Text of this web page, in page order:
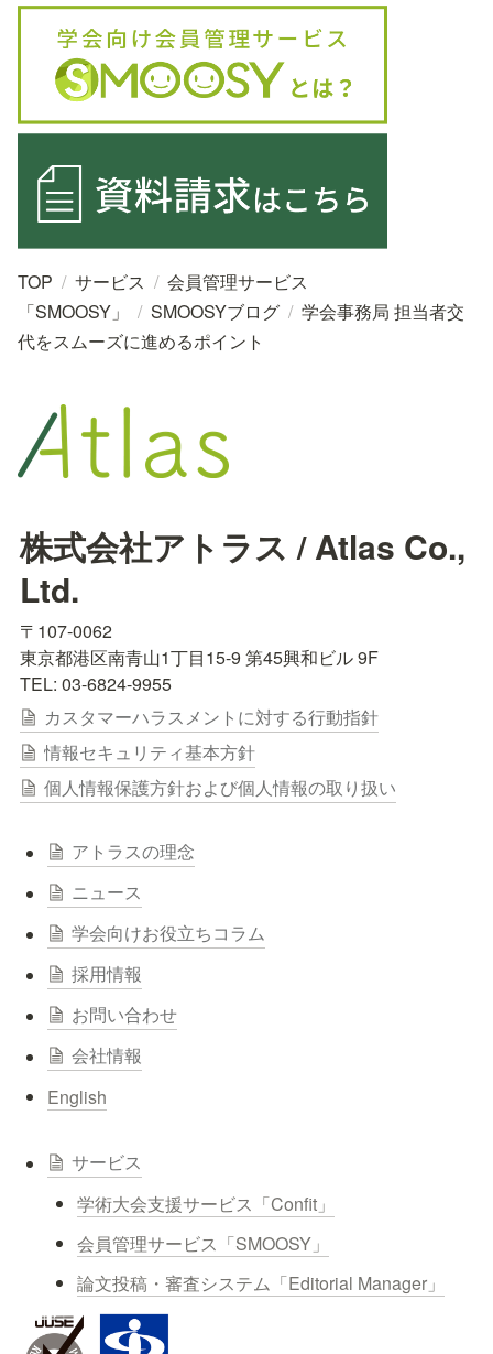
TOP / サービス / 会員管理サービス
「SMOOSY」
/ SMOOSYブログ / 学会事務局 担当者交
代をスムーズに進めるポイント
株式会社アトラス / Atlas Co.,
Ltd.
〒107-0062
東京都港区南青山1丁目15-9 第45興和ビル 9F
TEL: 03-6824-9955
カスタマーハラスメントに対する行動指針
情報セキュリティ基本方針
個人情報保護方針および個人情報の取り扱い
アトラスの理念
ニュース
学会向けお役立ちコラム
採用情報
お問い合わせ
会社情報
English
サービス
学術大会支援サービス「Confit」
会員管理サービス「SMOOSY」
論文投稿・審査システム「Editorial Manager」